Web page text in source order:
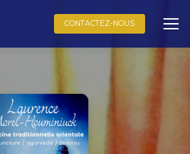
CONTACTEZ-NOUS